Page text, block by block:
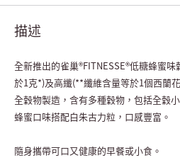
描述
全新推出的雀巢®FITNESSE®低糖蜂蜜味
於1克*)及高纖(**纖維含量等於1個西蘭花
全穀物製造，含有多種穀物，包括全穀
蜂蜜口味搭配白朱古力粒，口感豐富。
隨身攜帶可口又健康的早餐或小食。